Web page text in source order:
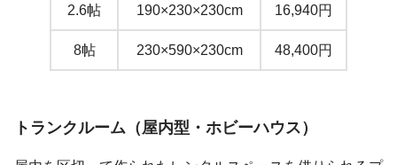
2.6帖 190×230×230cm 16,940円
8帖 230×590×230cm 48,400円
トランクルーム（屋内型・ホビーハウス）